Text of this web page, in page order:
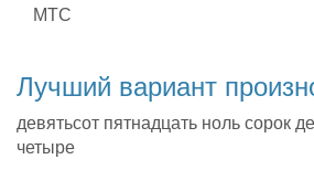
МТС
Лучший вариант
девятьсот пятнадцать ноль сорок
четыре